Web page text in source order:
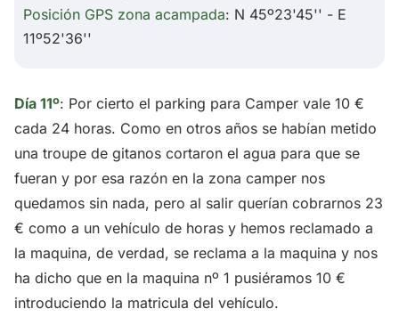
Posición GPS zona acampada: N 45º23'45'' - E
11º52'36''
Día 11º: Por cierto el parking para Camper vale 10 €
cada 24 horas. Como en otros años se habían metido
una troupe de gitanos cortaron el agua para que se
fueran y por esa razón en la zona camper nos
quedamos sin nada, pero al salir querían cobrarnos 23
€ como a un vehículo de horas y hemos reclamado a
la maquina, de verdad, se reclama a la maquina y nos
ha dicho que en la maquina nº 1 pusiéramos 10 €
introduciendo la matricula del vehículo.